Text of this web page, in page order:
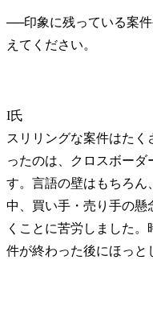
──印象に残っている案
I氏
スリリングな案件はた
ったのは、クロスボー
す。言語の壁はもちろん
中、買い手・売り手の懸
くことに苦労しました